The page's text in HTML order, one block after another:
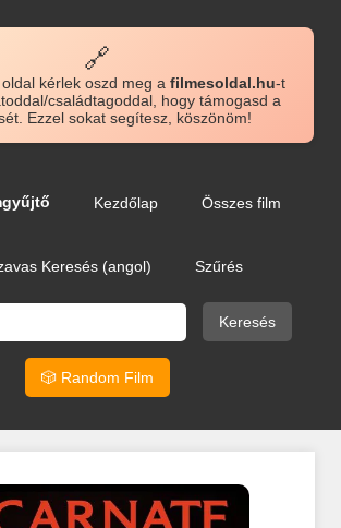
🔗
kérlek oszd meg a filmesoldal.hu-t
családtagoddal, hogy támogasd a
Ezzel sokat segítesz, köszönöm!
Kezdőlap Összes film
Keresés (angol) Szűrés
Keresés
🎲 Random Film